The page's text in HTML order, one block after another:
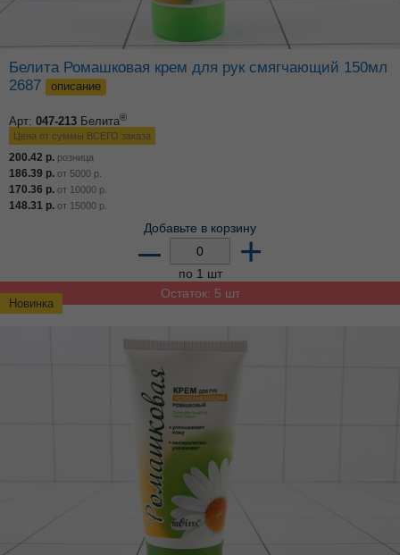
Новинка
Белита Ромашковая крем для рук смягчающий 150мл
2687
описание
Арт: 047-213 Белита®
Цена от суммы ВСЕГО заказа
200.42 р. розница
186.39 р. от 5000 р.
170.36 р. от 10000 р.
148.31 р. от 15000 р.
Добавьте в корзину
– +
по 1 шт
Остаток: 5 шт